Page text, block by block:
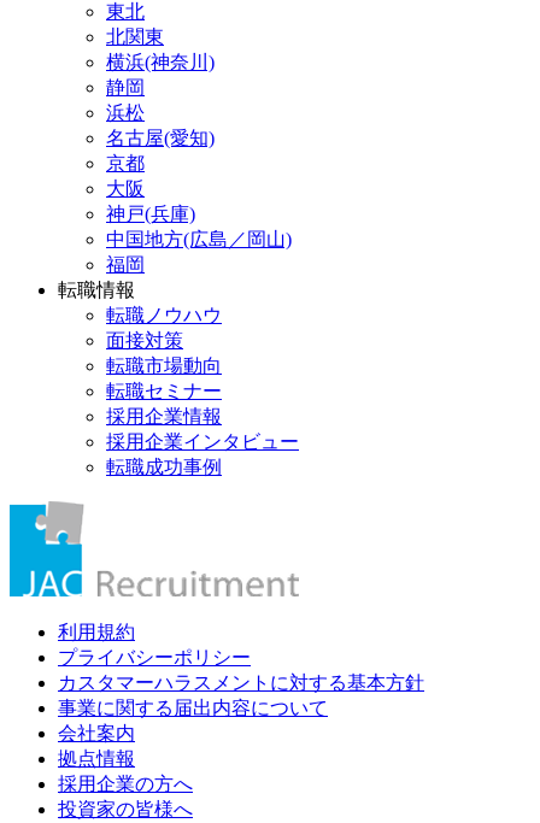
東北
北関東
横浜(神奈川)
静岡
浜松
名古屋(愛知)
京都
大阪
神戸(兵庫)
中国地方(広島／岡山)
福岡
転職情報
転職ノウハウ
面接対策
転職市場動向
転職セミナー
採用企業情報
採用企業インタビュー
転職成功事例
利用規約
プライバシーポリシー
カスタマーハラスメントに対する基本方針
事業に関する届出内容について
会社案内
拠点情報
採用企業の方へ
投資家の皆様へ